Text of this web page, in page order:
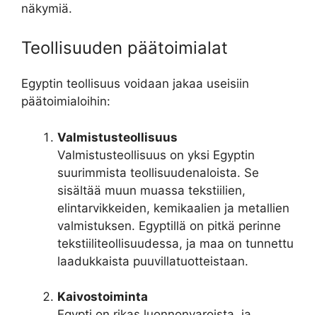
näkymiä.
Teollisuuden päätoimialat
Egyptin teollisuus voidaan jakaa useisiin
päätoimialoihin:
Valmistusteollisuus
Valmistusteollisuus on yksi Egyptin
suurimmista teollisuudenaloista. Se
sisältää muun muassa tekstiilien,
elintarvikkeiden, kemikaalien ja metallien
valmistuksen. Egyptillä on pitkä perinne
tekstiiliteollisuudessa, ja maa on tunnettu
laadukkaista puuvillatuotteistaan.
Kaivostoiminta